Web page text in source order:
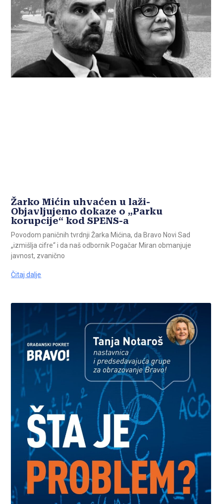
Žarko Mićin uhvaćen u laži-
Objavljujemo dokaze o „Parku
korupcije“ kod SPENS-a
Povodom paničnih tvrdnji Žarka Mićina, da Bravo Novi Sad
„izmišlja cifre“ i da naš odbornik Pogačar Miran obmanjuje
javnost, zvanično
Čitaj dalje